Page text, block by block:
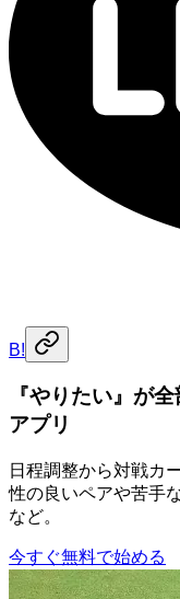
B!
『やりたい』が
アプリ
日程調整から対戦カ
性の良いペアや苦手
など。
今すぐ無料で始める